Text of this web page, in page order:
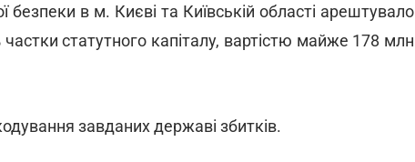
безпеки в м. Києві та Київській області арештувало
частки статутного капіталу, вартістю майже 178 млн
завданих державі збитків.